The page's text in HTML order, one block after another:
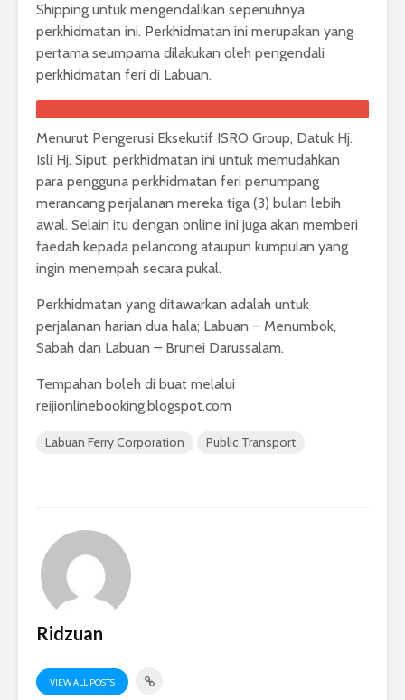
Shipping untuk mengendalikan sepenuhnya
perkhidmatan ini. Perkhidmatan ini merupakan yang
pertama seumpama dilakukan oleh pengendali
perkhidmatan feri di Labuan.
Menurut Pengerusi Eksekutif ISRO Group, Datuk Hj.
Isli Hj. Siput, perkhidmatan ini untuk memudahkan
para pengguna perkhidmatan feri penumpang
merancang perjalanan mereka tiga (3) bulan lebih
awal. Selain itu dengan online ini juga akan memberi
faedah kepada pelancong ataupun kumpulan yang
ingin menempah secara pukal.
Perkhidmatan yang ditawarkan adalah untuk
perjalanan harian dua hala; Labuan – Menumbok,
Sabah dan Labuan – Brunei Darussalam.
Tempahan boleh di buat melalui
reijionlinebooking.blogspot.com
Labuan Ferry Corporation Public Transport
Ridzuan
VIEW ALL POSTS